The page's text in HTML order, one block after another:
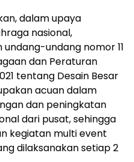
dalam upaya
nasional,
undang nomor 11
dan Peraturan
tentang Desain Besar
acuan dalam
dan peningkatan
dari pusat, sehingga
kegiatan multi event
dilaksanakan setiap 2